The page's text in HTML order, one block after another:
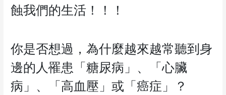
蝕我們的生活！！！
你是否想過，為什麼越來越常聽到身
邊的人罹患「糖尿病」、「心臟
病」、「高血壓」或「癌症」？